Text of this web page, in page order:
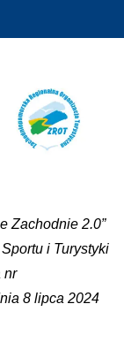
Zachodnie 2.0”
i Turystyki
nr
8 lipca 2024